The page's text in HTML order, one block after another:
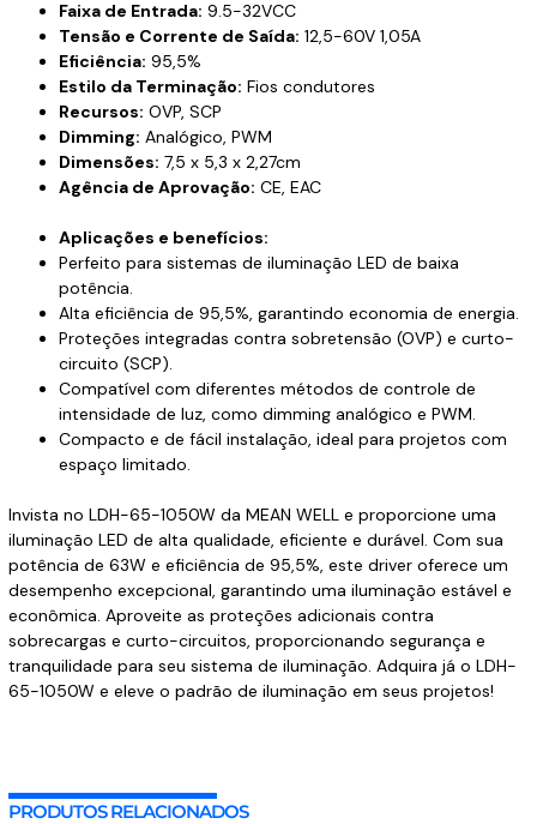
Faixa de Entrada: 9.5-32VCC
Tensão e Corrente de Saída: 12,5-60V 1,05A
Eficiência: 95,5%
Estilo da Terminação: Fios condutores
Recursos: OVP, SCP
Dimming: Analógico, PWM
Dimensões: 7,5 x 5,3 x 2,27cm
Agência de Aprovação: CE, EAC
Aplicações e benefícios:
Perfeito para sistemas de iluminação LED de baixa
potência.
Alta eficiência de 95,5%, garantindo economia de energia.
Proteções integradas contra sobretensão (OVP) e curto-
circuito (SCP).
Compatível com diferentes métodos de controle de
intensidade de luz, como dimming analógico e PWM.
Compacto e de fácil instalação, ideal para projetos com
espaço limitado.
Invista no LDH-65-1050W da MEAN WELL e proporcione uma
iluminação LED de alta qualidade, eficiente e durável. Com sua
potência de 63W e eficiência de 95,5%, este driver oferece um
desempenho excepcional, garantindo uma iluminação estável e
econômica. Aproveite as proteções adicionais contra
sobrecargas e curto-circuitos, proporcionando segurança e
tranquilidade para seu sistema de iluminação. Adquira já o LDH-
65-1050W e eleve o padrão de iluminação em seus projetos!
PRODUTOS RELACIONADOS